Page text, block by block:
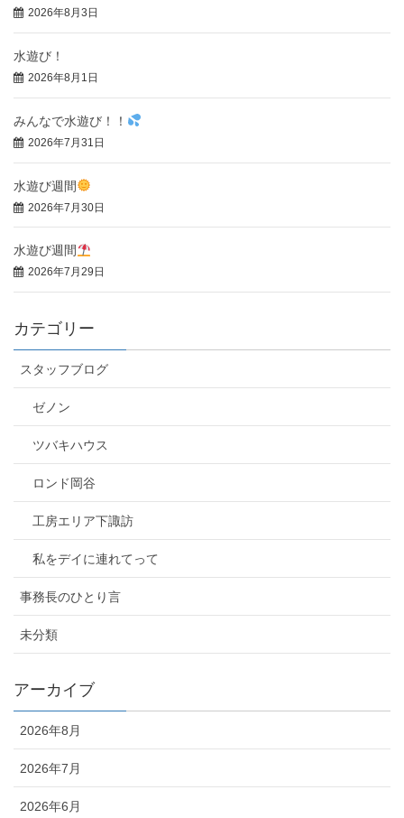
2026年8月3日
水遊び！
2026年8月1日
みんなで水遊び！！
2026年7月31日
水遊び週間
2026年7月30日
水遊び週間
2026年7月29日
カテゴリー
スタッフブログ
ゼノン
ツバキハウス
ロンド岡谷
工房エリア下諏訪
私をデイに連れてって
事務長のひとり言
未分類
アーカイブ
2026年8月
2026年7月
2026年6月